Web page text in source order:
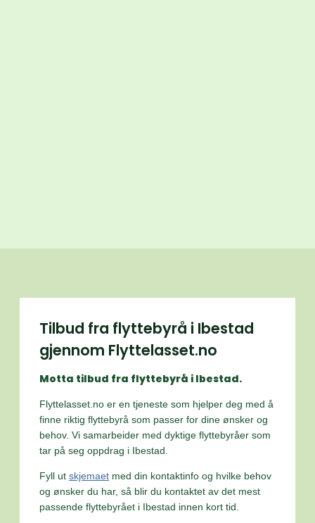
Tilbud fra flyttebyrå i Ibestad
gjennom Flyttelasset.no
Motta tilbud fra flyttebyrå i Ibestad.
Flyttelasset.no er en tjeneste som hjelper deg med å
finne riktig flyttebyrå som passer for dine ønsker og
behov. Vi samarbeider med dyktige flyttebyråer som
tar på seg oppdrag i Ibestad.
Fyll ut skjemaet med din kontaktinfo og hvilke behov
og ønsker du har, så blir du kontaktet av det mest
passende flyttebyrået i Ibestad innen kort tid.